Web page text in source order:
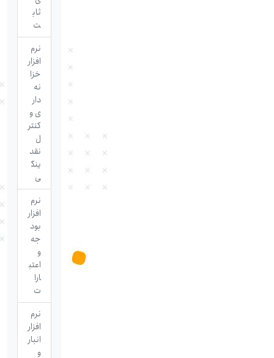
ثاب
ت
نرم
افزار
خزا
نه
دار
ی و
کنتر
نقد
ینگ
ی
نرم
افزار
بود
جه
اعتب
ارا
ت
نرم
افزار
انبار